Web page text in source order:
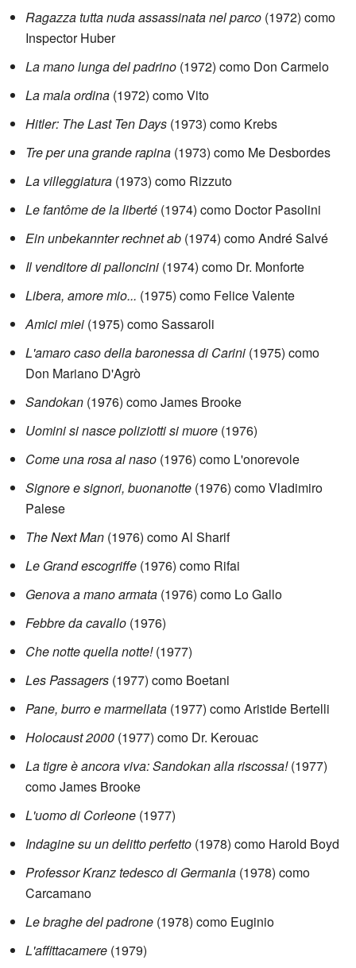
Ragazza tutta nuda assassinata nel parco (1972) como
Inspector Huber
La mano lunga del padrino (1972) como Don Carmelo
La mala ordina (1972) como Vito
Hitler: The Last Ten Days (1973) como Krebs
Tre per una grande rapina (1973) como Me Desbordes
La villeggiatura (1973) como Rizzuto
Le fantôme de la liberté (1974) como Doctor Pasolini
Ein unbekannter rechnet ab (1974) como André Salvé
Il venditore di palloncini (1974) como Dr. Monforte
Libera, amore mio... (1975) como Felice Valente
Amici miei (1975) como Sassaroli
L'amaro caso della baronessa di Carini (1975) como
Don Mariano D'Agrò
Sandokan (1976) como James Brooke
Uomini si nasce poliziotti si muore (1976)
Come una rosa al naso (1976) como L'onorevole
Signore e signori, buonanotte (1976) como Vladimiro
Palese
The Next Man (1976) como Al Sharif
Le Grand escogriffe (1976) como Rifai
Genova a mano armata (1976) como Lo Gallo
Febbre da cavallo (1976)
Che notte quella notte!(1977)
Les Passagers (1977) como Boetani
Pane, burro e marmellata (1977) como Aristide Bertelli
Holocaust 2000 (1977) como Dr. Kerouac
La tigre è ancora viva: Sandokan alla riscossa!(1977)
como James Brooke
L'uomo di Corleone (1977)
Indagine su un delitto perfetto (1978) como Harold Boyd
Professor Kranz tedesco di Germania (1978) como
Carcamano
Le braghe del padrone (1978) como Euginio
L'affittacamere (1979)